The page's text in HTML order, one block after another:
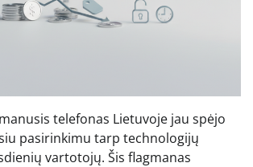
telefonas Lietuvoje jau spėjo
pasirinkimu tarp technologijų
vartotojų. Šis flagmanas